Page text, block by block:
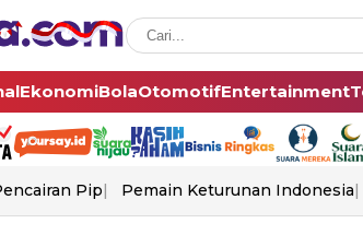
EkonomiBolaOtomotifEntertainment
Pip Pemain Keturunan Indonesia